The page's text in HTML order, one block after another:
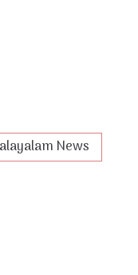
News